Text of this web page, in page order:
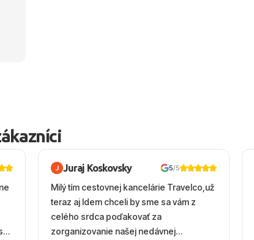
Juraj Koskovsky 5/5
Milý tím cestovnej kancelárie Travelco,už
teraz aj Idem chceli by sme sa vám z
celého srdca poďakovať za
zorganizovanie našej nedávnej